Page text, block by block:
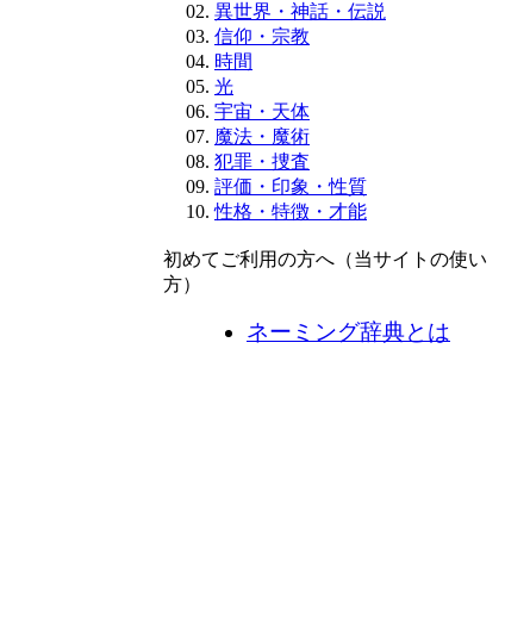
異世界・神話・伝説
信仰・宗教
時間
光
宇宙・天体
魔法・魔術
犯罪・捜査
評価・印象・性質
性格・特徴・才能
初めてご利用の方へ（当サイトの使い
方）
ネーミング辞典とは